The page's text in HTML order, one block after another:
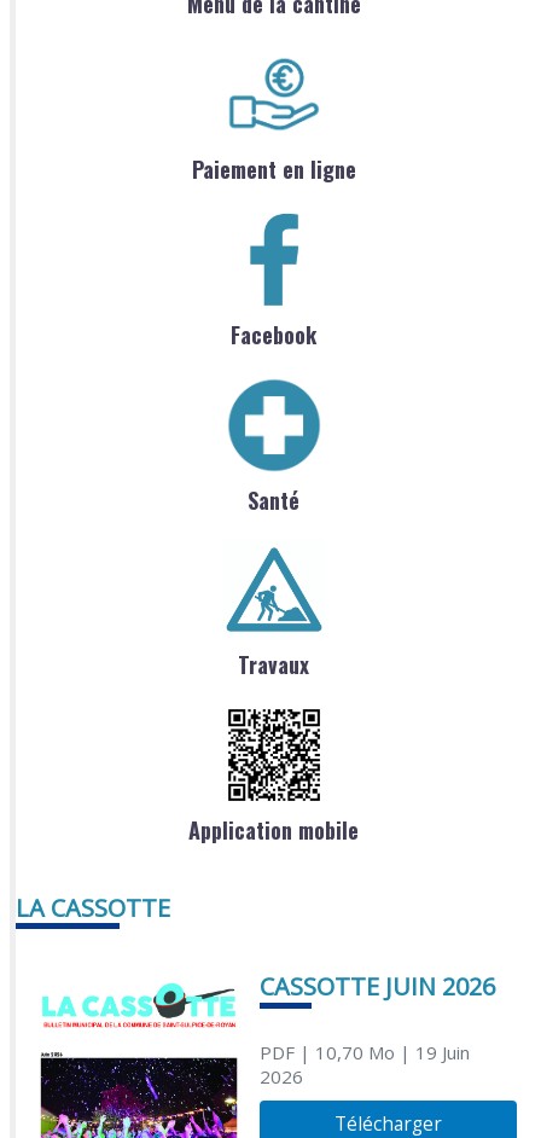
Paiement en ligne
Facebook
Santé
Travaux
Application mobile
LA CASSOTTE
CASSOTTE JUIN 2026
PDF| 10,70 Mo | 19 Juin
2026
Télécharger